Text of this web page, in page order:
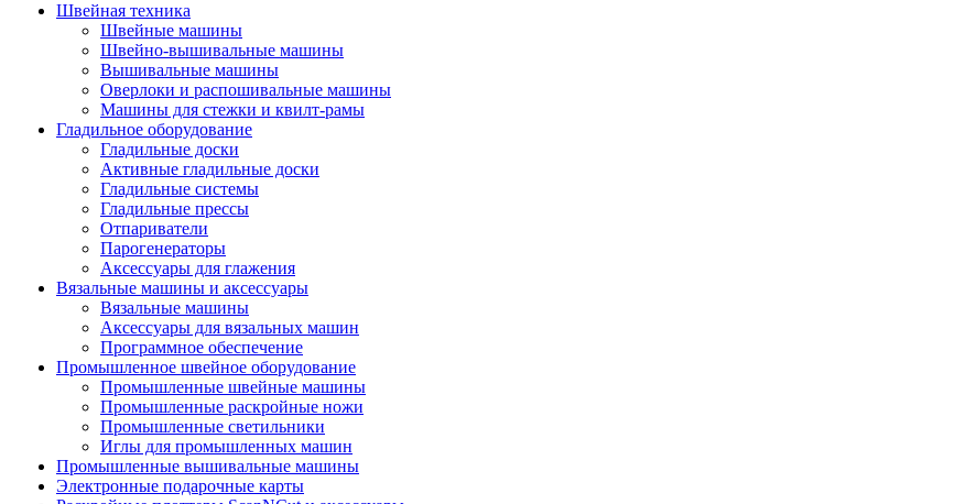
Швейная техника
Швейные машины
Швейно-вышивальные машины
Вышивальные машины
Оверлоки и распошивальные машины
Машины для стежки и квилт-рамы
Гладильное оборудование
Гладильные доски
Активные гладильные доски
Гладильные системы
Гладильные прессы
Отпариватели
Парогенераторы
Аксессуары для глажения
Вязальные машины и аксессуары
Вязальные машины
Аксессуары для вязальных машин
Программное обеспечение
Промышленное швейное оборудование
Промышленные швейные машины
Промышленные раскройные ножи
Промышленные светильники
Иглы для промышленных машин
Промышленные вышивальные машины
Электронные подарочные карты